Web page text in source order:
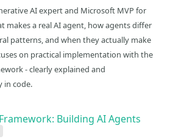
AI expert and Microsoft MVP for
makes a real AI agent, how agents differ
patterns, and when they actually make
on practical implementation with the
- clearly explained and
in code.
Building AI Agents